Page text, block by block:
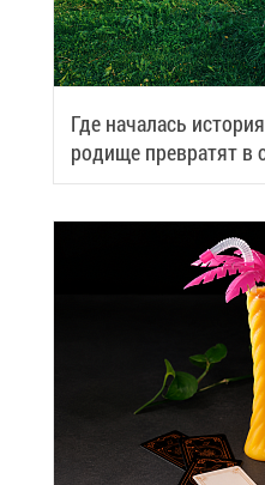
Где на­ча­лась
ро­ди­ще пре­вра­тят
че­ский центр